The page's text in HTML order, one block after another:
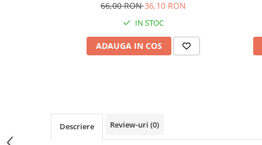
66,00 RON36,10 RON
IN STOC
ADAUGA IN COS
Descriere Review-uri (0)